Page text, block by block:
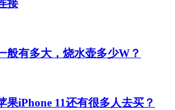
接
般有多大，烧水壶多少W？
果iPhone 11还有很多人去买？